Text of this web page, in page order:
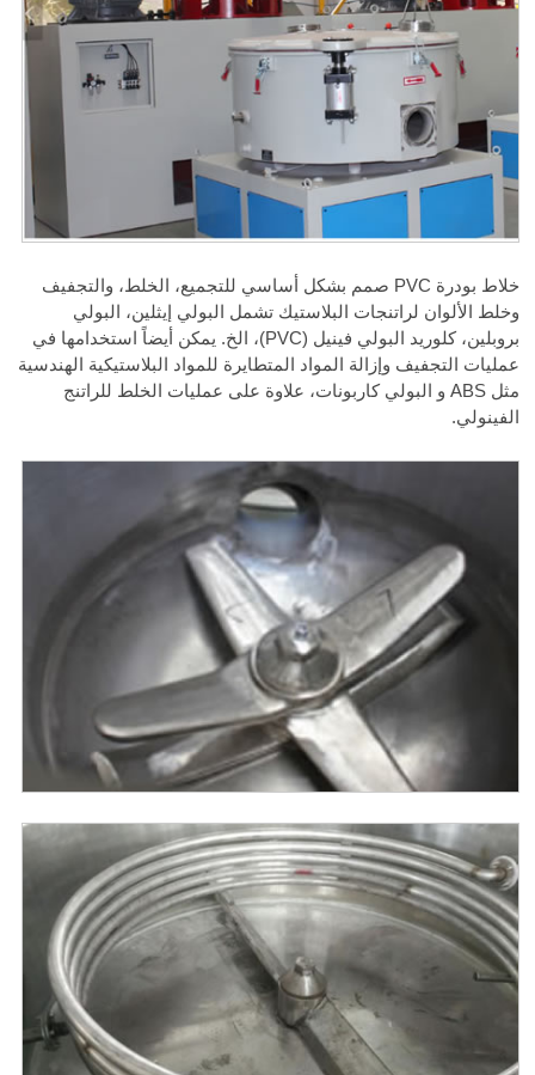
خلاط بودرة PVC صمم بشكل أساسي للتجميع، الخلط، والتجفيف
وخلط الألوان لراتنجات البلاستيك تشمل البولي إيثلين، البولي
بروبلين، كلوريد البولي فينيل (PVC)، الخ. يمكن أيضاً استخدامها في
عمليات التجفيف وإزالة المواد المتطايرة للمواد البلاستيكية الهندسية
مثل ABS و البولي كاربونات، علاوة على عمليات الخلط للراتنج
الفينولي.